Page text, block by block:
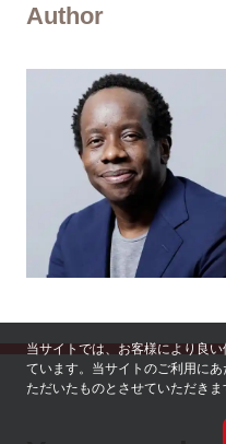
当サイトでは、お客様により良
ています。当サイトのご利用に
ただいたものとさせていただきま
Author